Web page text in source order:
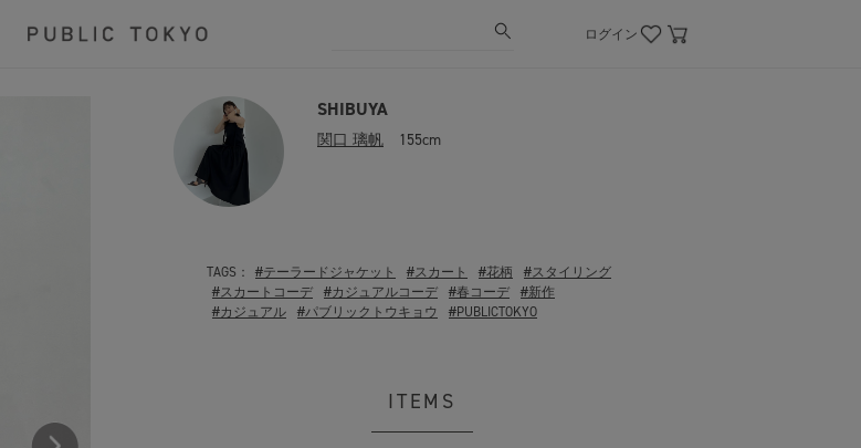
ログイン
SHIBUYA
関口 璃帆 155cm
TAGS： #テーラードジャケット #スカート #花柄
#スタイリング
#スカートコーデ
#カジュアルコーデ #春コーデ
#新作
#カジュアル
#パブリックトウキョウ #PUBLICTOKYO
ITEMS